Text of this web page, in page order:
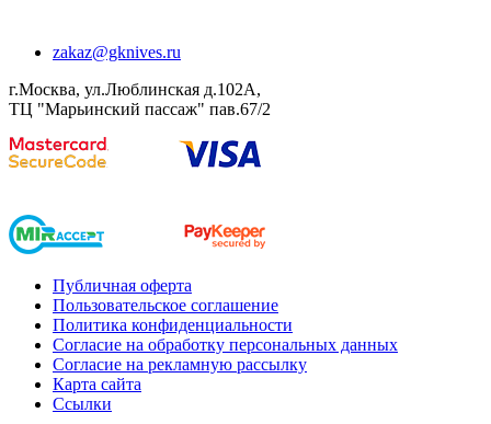
zakaz@gknives.ru
г.Москва, ул.Люблинская д.102А,
ТЦ "Марьинский пассаж" пав.67/2
Публичная оферта
Пользовательское соглашение
Политика конфиденциальности
Согласие на обработку персональных данных
Согласие на рекламную рассылку
Карта сайта
Ссылки